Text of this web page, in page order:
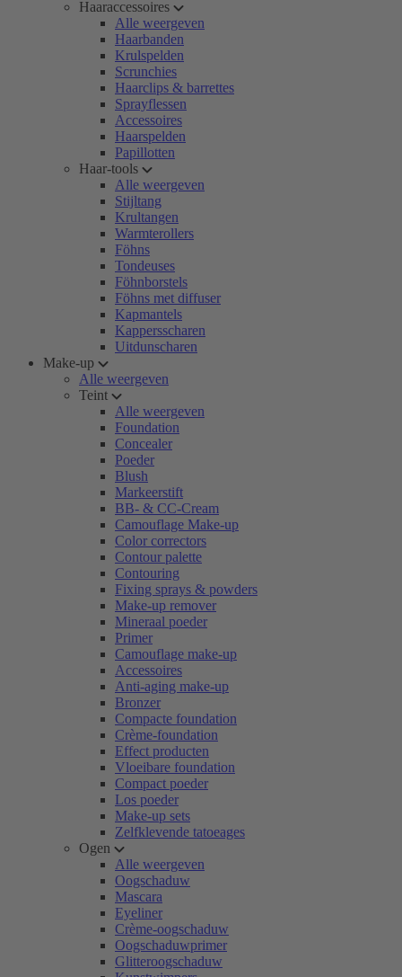
Haaraccessoires
Alle weergeven
Haarbanden
Krulspelden
Scrunchies
Haarclips & barrettes
Sprayflessen
Accessoires
Haarspelden
Papillotten
Haar-tools
Alle weergeven
Stijltang
Krultangen
Warmterollers
Föhns
Tondeuses
Föhnborstels
Föhns met diffuser
Kapmantels
Kappersscharen
Uitdunscharen
Make-up
Alle weergeven
Teint
Alle weergeven
Foundation
Concealer
Poeder
Blush
Markeerstift
BB- & CC-Cream
Camouflage Make-up
Color correctors
Contour palette
Contouring
Fixing sprays & powders
Make-up remover
Mineraal poeder
Primer
Camouflage make-up
Accessoires
Anti-aging make-up
Bronzer
Compacte foundation
Crème-foundation
Effect producten
Vloeibare foundation
Compact poeder
Los poeder
Make-up sets
Zelfklevende tatoeages
Ogen
Alle weergeven
Oogschaduw
Mascara
Eyeliner
Crème-oogschaduw
Oogschaduwprimer
Glitteroogschaduw